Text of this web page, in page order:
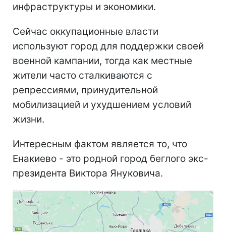
инфраструктуры и экономики.
Сейчас оккупационные власти
используют город для поддержки своей
военной кампании, тогда как местные
жители часто сталкиваются с
репрессиями, принудительной
мобилизацией и ухудшением условий
жизни.
Интересным фактом является то, что
Енакиево - это родной город беглого экс-
президента Виктора Януковича.